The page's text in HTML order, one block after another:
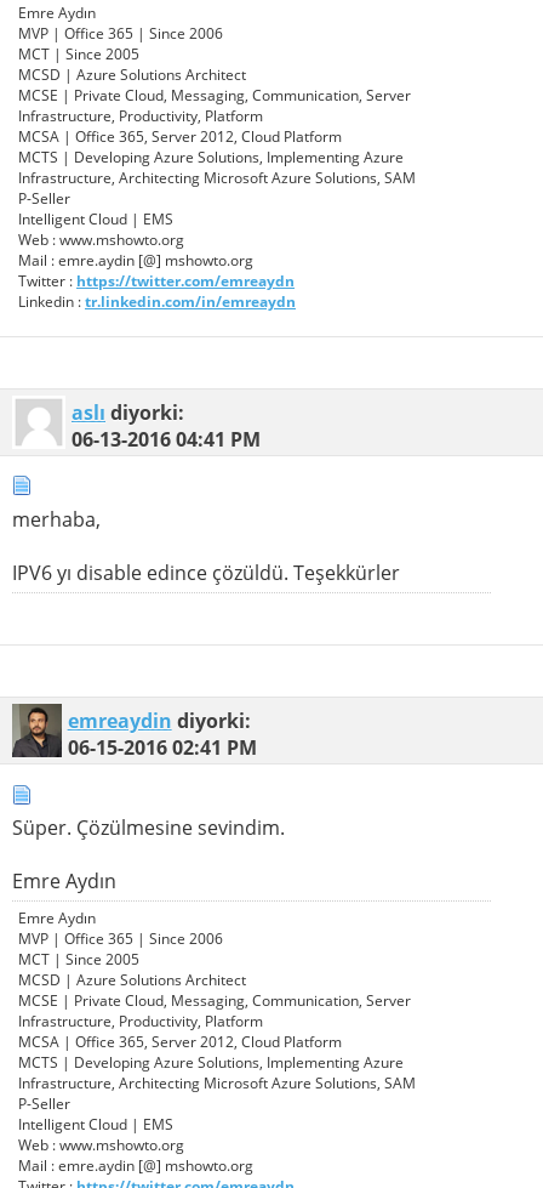
Emre Aydın
MVP | Office 365 | Since 2006
MCT | Since 2005
MCSD | Azure Solutions Architect
MCSE | Private Cloud, Messaging, Communication, Server
Infrastructure, Productivity, Platform
MCSA | Office 365, Server 2012, Cloud Platform
MCTS | Developing Azure Solutions, Implementing Azure
Infrastructure, Architecting Microsoft Azure Solutions, SAM
P-Seller
Intelligent Cloud | EMS
Web : www.mshowto.org
Mail : emre.aydin [@] mshowto.org
Twitter : https://twitter.com/emreaydn
Linkedin :tr.linkedin.com/in/emreaydn
aslı diyorki:
06-13-201604:41 PM
merhaba,
IPV6 yı disable edince çözüldü. Teşekkürler
emreaydin diyorki:
06-15-201602:41 PM
Süper. Çözülmesine sevindim.
Emre Aydın
Emre Aydın
MVP | Office 365 | Since 2006
MCT | Since 2005
MCSD | Azure Solutions Architect
MCSE | Private Cloud, Messaging, Communication, Server
Infrastructure, Productivity, Platform
MCSA | Office 365, Server 2012, Cloud Platform
MCTS | Developing Azure Solutions, Implementing Azure
Infrastructure, Architecting Microsoft Azure Solutions, SAM
P-Seller
Intelligent Cloud | EMS
Web : www.mshowto.org
Mail : emre.aydin [@] mshowto.org